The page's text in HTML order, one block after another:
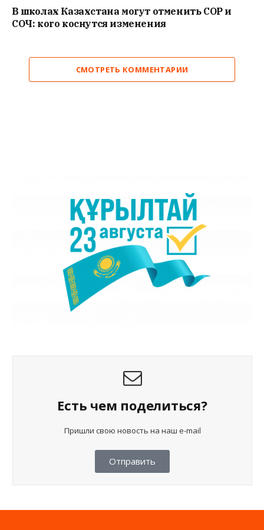
В школах Казахстана могут отменить СОР и
СОЧ: кого коснутся изменения
СМОТРЕТЬ КОММЕНТАРИИ
Есть чем поделиться?
Пришли свою новость на наш e-mail
Отправить